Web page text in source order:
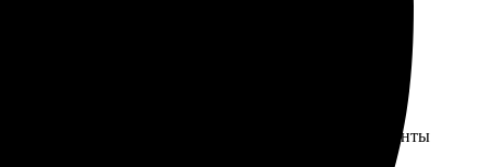
прост и понятен. Все необходимые варианты